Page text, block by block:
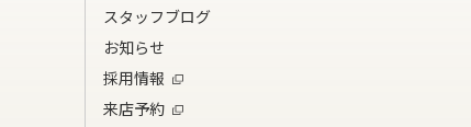
スタッフブログ
お知らせ
採用情報
来店予約